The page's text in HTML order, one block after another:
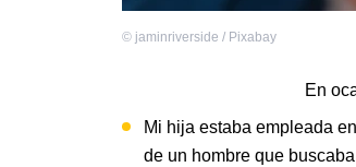
© jaminriverside / Pixabay
En
Mi hija estaba empleada
de un hombre que